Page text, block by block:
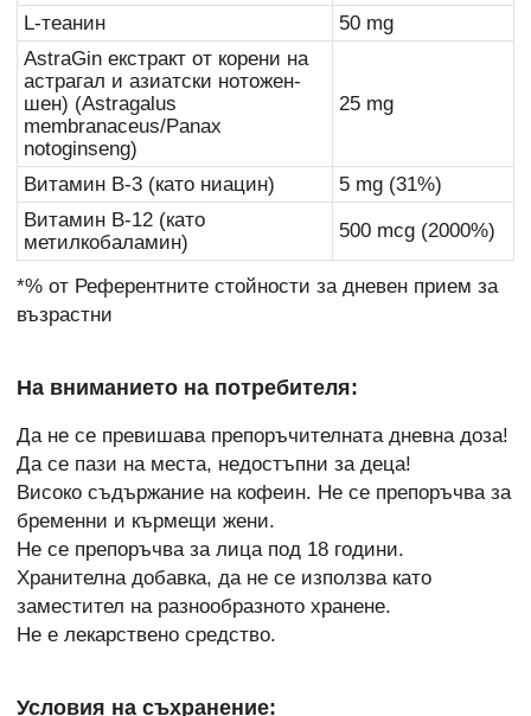
L-теанин
50 mg
AstraGin екстракт от корени на
астрагал и азиатски нотожен-
шен) (Astragalus
membranaceus/Panax
notoginseng)
25 mg
Витамин B-3 (като ниацин)
5 mg (31%)
Витамин B-12 (като
метилкобаламин)
500 mcg (2000%)
*% от Референтните стойности за дневен прием за
възрастни
На вниманието на потребителя:
Да не се превишава препоръчителната дневна доза!
Да се пази на места, недостъпни за деца!
Високо съдържание на кофеин. Не се препоръчва за
бременни и кърмещи жени.
Не се препоръчва за лица под 18 години.
Хранителна добавка, да не се използва като
заместител на разнообразното хранене.
Не е лекарствено средство.
Условия на съхранение: